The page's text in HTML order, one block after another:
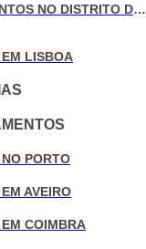
VENDA DE APARTAMENTOS NO DISTRITO DE LEIRIA
LISBOA
PORTO
AVEIRO
COIMBRA